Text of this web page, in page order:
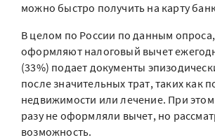
можно быстро получить на карту
В целом по России по данным
оформляют налоговый вычет
(33%) подает документы
после значительных трат, таких как
недвижимости или лечение. При
разу не оформляли вычет, но
возможность.